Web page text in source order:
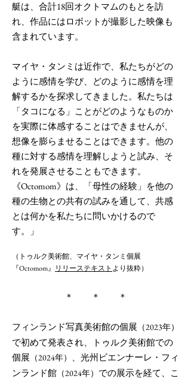
艇は、合計18回オクトマムのもとを訪
れ、作品にはロボットが撮影した映像も
含まれています。
マイヤ・タンミは近作で、私たちがどの
ように感情を学び、どのように感情を理
解するかを探求してきました。私たちは
「タコになる」ことがどのようなものか
を実際に体感することはできませんが、
想像を膨らませることはできます。他の
種に対する感情を理解しようと試み、そ
れを発展させることもできます。
《Octomom》は、「母性の経験」を他の
種の生物との共有の試みを通して、共感
とは何かを私たちに問いかけるので
す。」
（トゥルク美術館、マイヤ・タンミ個展
『Octomom』 リリーステキスト より抜粋）
​＊ ＊ ＊
フィンランド写真美術館の個展 （2023年）
で初めて発表され、トゥルク美術館での
個展 （2024年）
、光州ビエンナーレ・フィ
ンランド館 （2024年） での展示を経て、こ